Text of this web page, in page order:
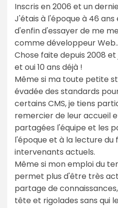
Inscris en 2006 et un
J'étais à l'époque à 46
d'enfin d'essayer de me
comme développeur
Chose faite depuis 2008
et oui 10 ans déjà !
Même si ma toute petite
évadée des standards
certains CMS, je tiens
remercier de leur accueil
partagées l'équipe et les
l'époque et à la lecture du
intervenants actuels.
Même si mon emploi du
permet plus d'être très
partage de
tête et rigolades sans qui